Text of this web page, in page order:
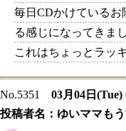
毎日CDかけているお
る感じになってきまし
これはちょっとラッ
No.5351
03月04日
投稿者名： ゆいママも